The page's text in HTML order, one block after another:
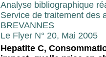
Analyse bibliographique
Service de traitement des
BREVANNES
Le Flyer N° 20, Mai 2005
Hepatite C,